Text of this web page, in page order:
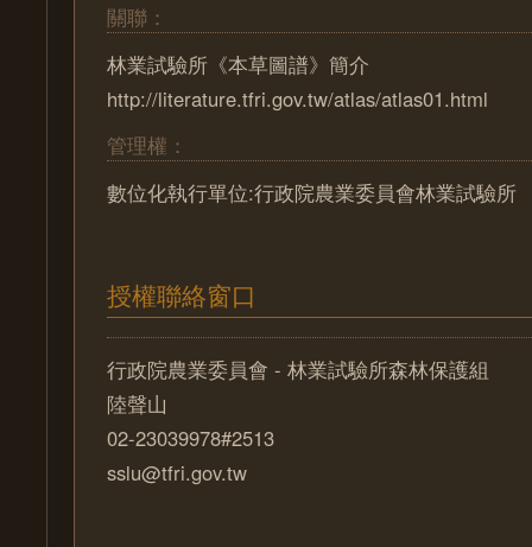
關聯：
林業試驗所《本草圖譜》簡介
http://literature.tfri.gov.tw/atlas/atlas01.html
管理權：
數位化執行單位:行政院農業委員會林業試驗所
授權聯絡窗口
行政院農業委員會 - 林業試驗所森林保護組
陸聲山
02-23039978#2513
sslu@tfri.gov.tw